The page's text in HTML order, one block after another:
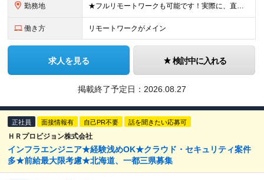
勤務地 ★フルリモートワークも可能です！実際に、直近で石川県からフルリモートで参画している社員もいます。 （フルリモート案件へのアサインが難しい場合は、通勤圏内でのプロジェクト調整となります） ★転勤はありま
働き方 リモートワークがメイン
求人を見る 検討中に入れる
掲載終了予定日： 2026.08.27
正社員 面接情報有 自己PR不要 話を聞きたい応募可
ＨＲプロビジョン株式会社
インフラエンジニア★経験浅めOK★クラウド・セキュリティ案件
多★前給最大限考慮★北海道、一都三県募集